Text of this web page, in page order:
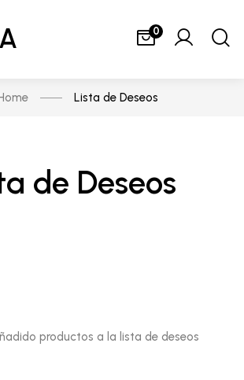
0
Lista de Deseos
de Deseos
productos a la lista de deseos